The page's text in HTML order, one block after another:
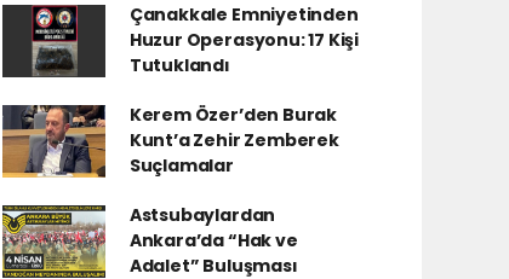
Çanakkale Emniyetinden
Huzur Operasyonu: 17 Kişi
Tutuklandı
Kerem Özer’den Burak
Kunt’a Zehir Zemberek
Suçlamalar
Astsubaylardan
Ankara’da “Hak ve
Adalet” Buluşması